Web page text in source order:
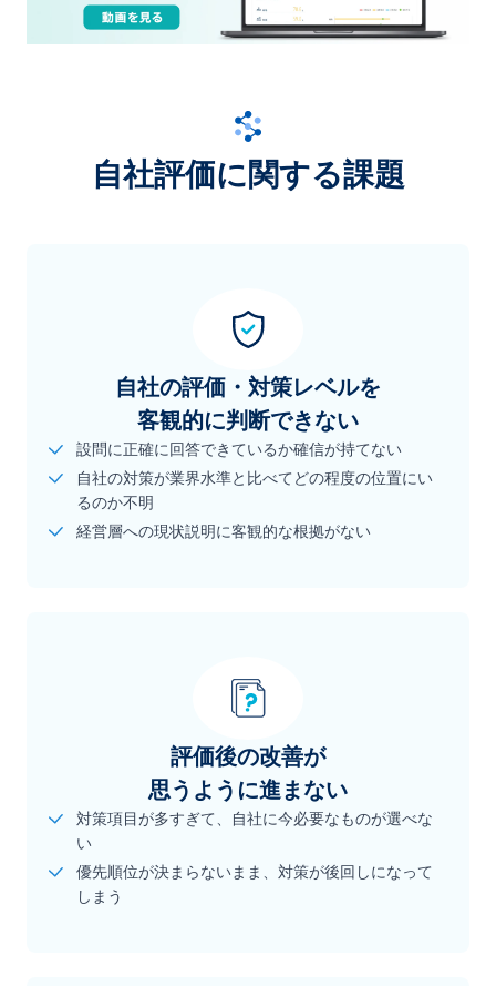
自社評価に関する課題
自社の評価・対策レベルを
客観的に判断できない
設問に正確に回答できているか確信が持てない
自社の対策が業界水準と比べてどの程度の位置にい
るのか不明
経営層への現状説明に客観的な根拠がない
評価後の改善が
思うように進まない
対策項目が多すぎて、自社に今必要なものが選べな
い
優先順位が決まらないまま、対策が後回しになって
しまう